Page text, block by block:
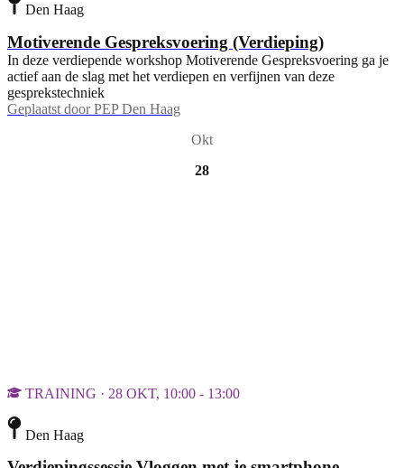
Den Haag
Motiverende Gespreksvoering (Verdieping)
In deze verdiepende workshop Motiverende Gespreksvoering ga je
actief aan de slag met het verdiepen en verfijnen van deze
gesprekstechniek
Geplaatst door PEP Den Haag
Okt
28
TRAINING · 28 OKT, 10:00 - 13:00
Den Haag